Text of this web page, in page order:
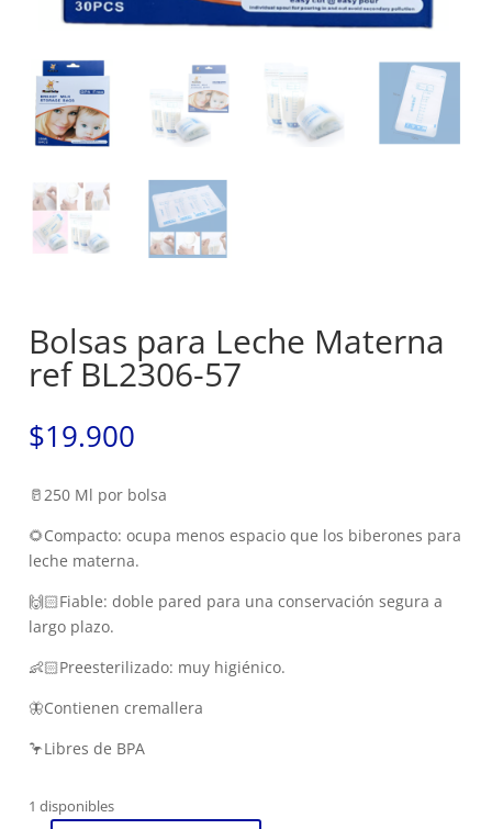
Bolsas para Leche Materna
ref BL2306-57
$19.900
🥛250 Ml por bolsa
🌻Compacto: ocupa menos espacio que los biberones para
leche materna.
🙌🏻Fiable: doble pared para una conservación segura a
largo plazo.
👶🏻Preesterilizado: muy higiénico.
🦋Contienen cremallera
🦩Libres de BPA
1 disponibles